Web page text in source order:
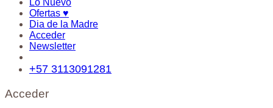
Lo Nuevo
Ofertas ♥
Dia de la Madre
Acceder
Newsletter
+57 3113091281
Acceder